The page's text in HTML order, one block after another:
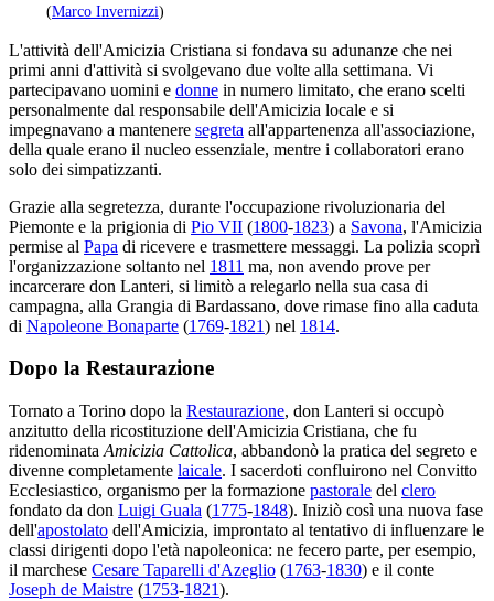
(Marco Invernizzi)
L'attività dell'Amicizia Cristiana si fondava su adunanze che nei
primi anni d'attività si svolgevano due volte alla settimana. Vi
partecipavano uomini e donne in numero limitato, che erano scelti
personalmente dal responsabile dell'Amicizia locale e si
impegnavano a mantenere segreta all'appartenenza all'associazione,
della quale erano il nucleo essenziale, mentre i collaboratori erano
solo dei simpatizzanti.
Grazie alla segretezza, durante l'occupazione rivoluzionaria del
Piemonte e la prigionia di Pio VII (1800-1823) a Savona, l'Amicizia
permise al Papa di ricevere e trasmettere messaggi. La polizia scoprì
l'organizzazione soltanto nel 1811 ma, non avendo prove per
incarcerare don Lanteri, si limitò a relegarlo nella sua casa di
campagna, alla Grangia di Bardassano, dove rimase fino alla caduta
di Napoleone Bonaparte (1769-1821) nel 1814.
Dopo la Restaurazione
Tornato a Torino dopo la Restaurazione, don Lanteri si occupò
anzitutto della ricostituzione dell'Amicizia Cristiana, che fu
ridenominata Amicizia Cattolica, abbandonò la pratica del segreto e
divenne completamente laicale. I sacerdoti confluirono nel Convitto
Ecclesiastico, organismo per la formazione pastorale del clero
fondato da don Luigi Guala (1775-1848). Iniziò così una nuova fase
dell'apostolato dell'Amicizia, improntato al tentativo di influenzare le
classi dirigenti dopo l'età napoleonica: ne fecero parte, per esempio,
il marchese Cesare Taparelli d'Azeglio (1763-1830) e il conte
Joseph de Maistre (1753-1821).